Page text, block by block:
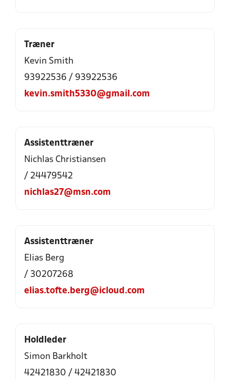
Træner
Kevin Smith
93922536 / 93922536
kevin.smith5330@gmail.com
Assistenttræner
Nichlas Christiansen
/ 24479542
nichlas27@msn.com
Assistenttræner
Elias Berg
/ 30207268
elias.tofte.berg@icloud.com
Holdleder
Simon Barkholt
42421830 / 42421830